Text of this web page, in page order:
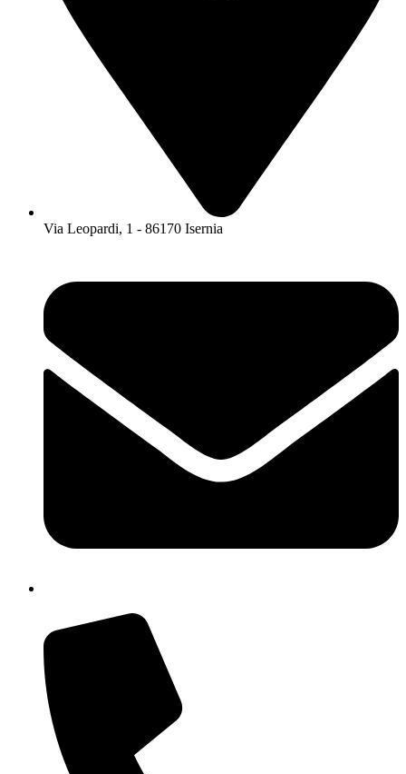
Via Leopardi, 1 - 86170 Isernia